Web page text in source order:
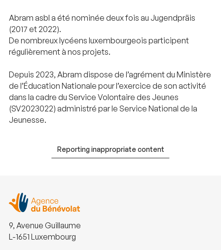
Abram asbl a été nominée deux fois au Jugendpräis
(2017 et 2022).
De nombreux lycéens luxembourgeois participent
régulièrement à nos projets.
Depuis 2023, Abram dispose de l’agrément du Ministère
de l’Éducation Nationale pour l’exercice de son activité
dans la cadre du Service Volontaire des Jeunes
(SV2023022) administré par le Service National de la
Jeunesse.
Reporting inappropriate content
9, Avenue Guillaume
L-1651 Luxembourg